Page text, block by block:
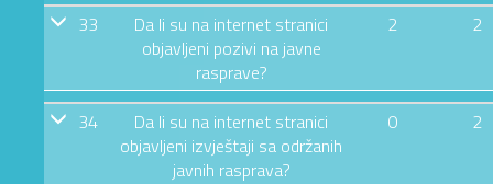
33
Da li su na internet stranici
objavljeni pozivi na javne
rasprave?
2 2
34
Da li su na internet stranici
objavljeni izvještaji sa održanih
javnih rasprava?
0 2